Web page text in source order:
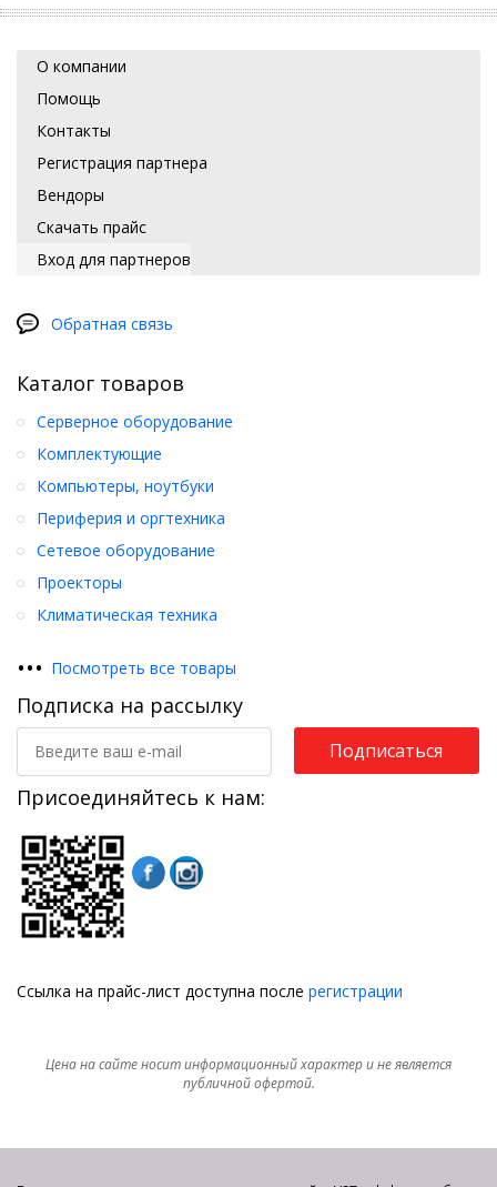
О компании
Помощь
Контакты
Регистрация партнера
Вендоры
Скачать прайс
Вход для партнеров
Обратная связь
Каталог товаров
Серверное оборудование
Комплектующие
Компьютеры, ноутбуки
Периферия и оргтехника
Сетевое оборудование
Проекторы
Климатическая техника
••• Посмотреть все товары
Подписка на рассылку
Подписаться
Присоединяйтесь к нам:
Ссылка на прайс-лист доступна после регистрации
Цена на сайте носит информационный характер и не является
публичной офертой.